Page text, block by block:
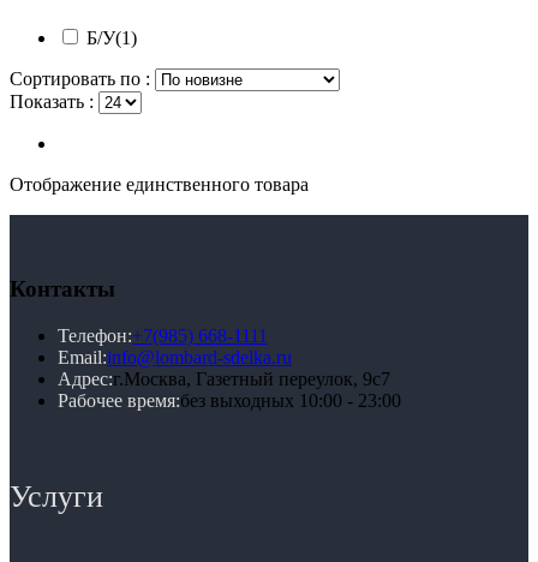
Б/У(1)
Сортировать по :
Показать :
Отображение единственного товара
Контакты
Телефон:+7(985) 668-1111
Email:info@lombard-sdelka.ru
Адрес:г.Москва, Газетный переулок, 9с7
Рабочее время:без выходных 10:00 - 23:00
Услуги